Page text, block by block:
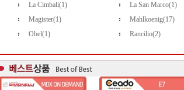
La Cimbali(1)
La San Marco(1)
Magister(1)
Mahlkoenig(17)
Obel(1)
Rancilio(2)